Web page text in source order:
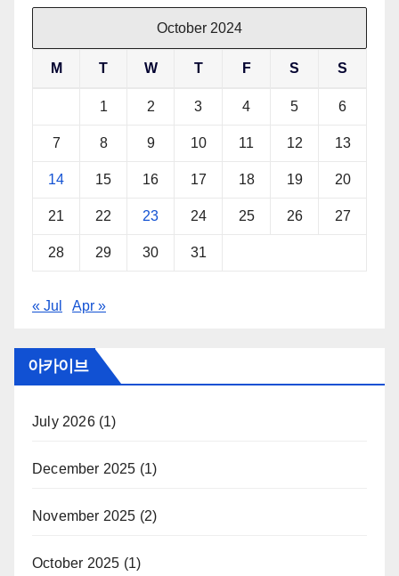
October 2024
M T W T F S S
1 2 3 4 5 6
7 8 9 10 11 12 13
14 15 16 17 18 19 20
21 22 23 24 25 26 27
28 29 30 31
« Jul Apr »
아카이브
July 2026(1)
December 2025 (1)
November 2025 (2)
October 2025 (1)